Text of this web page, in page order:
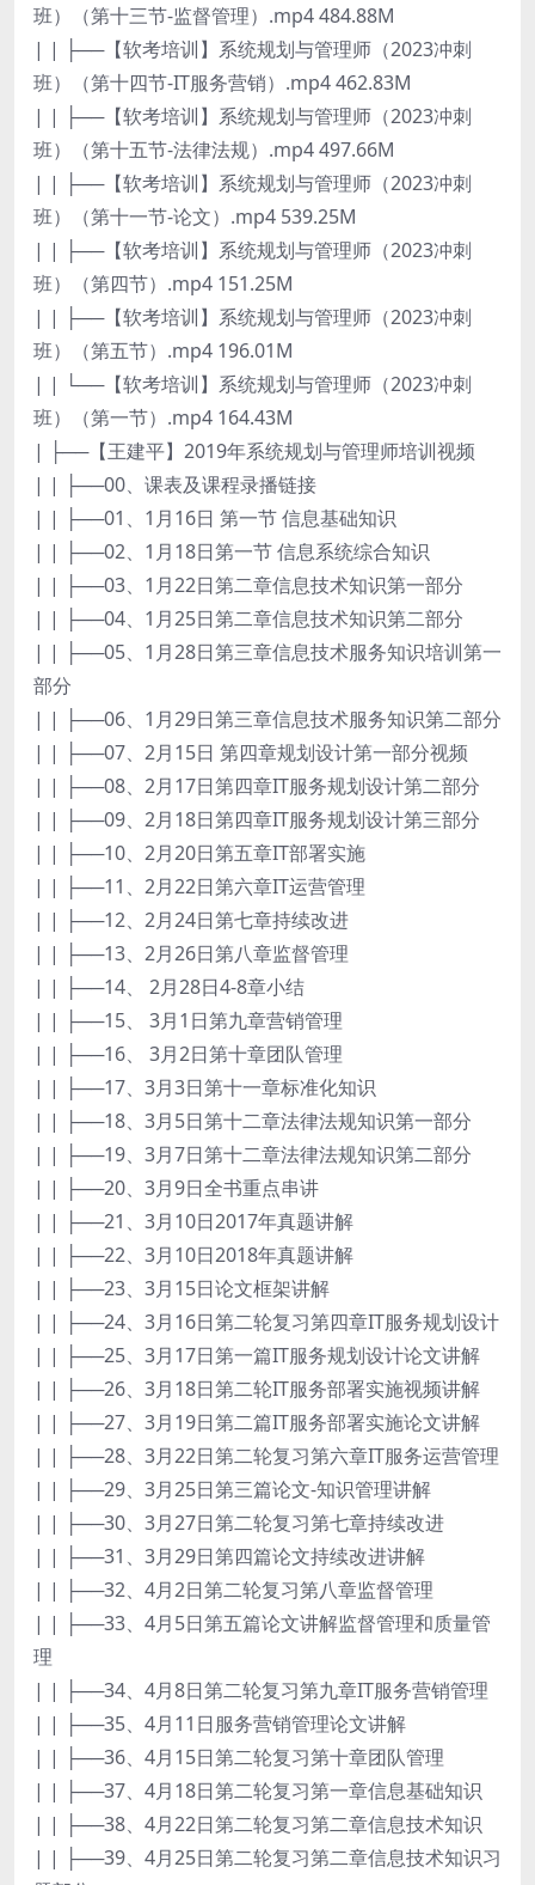
班）（第十三节-监督管理）.mp4 484.88M
| | ├──【软考培训】系统规划与管理师（2023冲刺
班）（第十四节-IT服务营销）.mp4 462.83M
| | ├──【软考培训】系统规划与管理师（2023冲刺
班）（第十五节-法律法规）.mp4 497.66M
| | ├──【软考培训】系统规划与管理师（2023冲刺
班）（第十一节-论文）.mp4 539.25M
| | ├──【软考培训】系统规划与管理师（2023冲刺
班）（第四节）.mp4 151.25M
| | ├──【软考培训】系统规划与管理师（2023冲刺
班）（第五节）.mp4 196.01M
| | └──【软考培训】系统规划与管理师（2023冲刺
班）（第一节）.mp4 164.43M
| ├──【王建平】2019年系统规划与管理师培训视频
| | ├──00、课表及课程录播链接
| | ├──01、1月16日 第一节 信息基础知识
| | ├──02、1月18日第一节 信息系统综合知识
| | ├──03、1月22日第二章信息技术知识第一部分
| | ├──04、1月25日第二章信息技术知识第二部分
| | ├──05、1月28日第三章信息技术服务知识培训第一
部分
| | ├──06、1月29日第三章信息技术服务知识第二部分
| | ├──07、2月15日 第四章规划设计第一部分视频
| | ├──08、2月17日第四章IT服务规划设计第二部分
| | ├──09、2月18日第四章IT服务规划设计第三部分
| | ├──10、2月20日第五章IT部署实施
| | ├──11、2月22日第六章IT运营管理
| | ├──12、2月24日第七章持续改进
| | ├──13、2月26日第八章监督管理
| | ├──14、 2月28日4-8章小结
| | ├──15、 3月1日第九章营销管理
| | ├──16、 3月2日第十章团队管理
| | ├──17、3月3日第十一章标准化知识
| | ├──18、3月5日第十二章法律法规知识第一部分
| | ├──19、3月7日第十二章法律法规知识第二部分
| | ├──20、3月9日全书重点串讲
| | ├──21、3月10日2017年真题讲解
| | ├──22、3月10日2018年真题讲解
| | ├──23、3月15日论文框架讲解
| | ├──24、3月16日第二轮复习第四章IT服务规划设计
| | ├──25、3月17日第一篇IT服务规划设计论文讲解
| | ├──26、3月18日第二轮IT服务部署实施视频讲解
| | ├──27、3月19日第二篇IT服务部署实施论文讲解
| | ├──28、3月22日第二轮复习第六章IT服务运营管理
| | ├──29、3月25日第三篇论文-知识管理讲解
| | ├──30、3月27日第二轮复习第七章持续改进
| | ├──31、3月29日第四篇论文持续改进讲解
| | ├──32、4月2日第二轮复习第八章监督管理
| | ├──33、4月5日第五篇论文讲解监督管理和质量管
理
| | ├──34、4月8日第二轮复习第九章IT服务营销管理
| | ├──35、4月11日服务营销管理论文讲解
| | ├──36、4月15日第二轮复习第十章团队管理
| | ├──37、4月18日第二轮复习第一章信息基础知识
| | ├──38、4月22日第二轮复习第二章信息技术知识
| | ├──39、4月25日第二轮复习第二章信息技术知识习